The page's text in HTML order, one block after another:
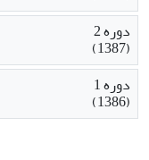
دوره 2
(1387)
دوره 1
(1386)